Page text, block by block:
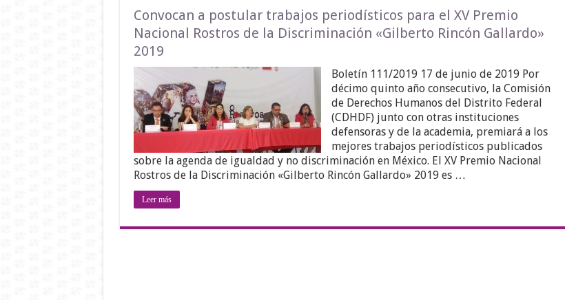
Convocan a postular trabajos periodísticos para el XV Premio
Nacional Rostros de la Discriminación «Gilberto Rincón Gallardo»
2019
Boletín 111/2019 17 de junio de 2019 Por
décimo quinto año consecutivo, la Comisión
de Derechos Humanos del Distrito Federal
(CDHDF) junto con otras instituciones
defensoras y de la academia, premiará a los
mejores trabajos periodísticos publicados
sobre la agenda de igualdad y no discriminación en México. El XV Premio Nacional
Rostros de la Discriminación «Gilberto Rincón Gallardo» 2019 es …
Leer más